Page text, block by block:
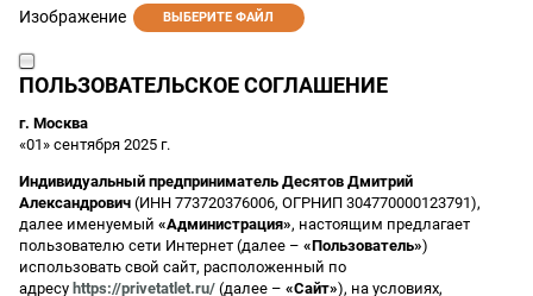
Изображение ВЫБЕРИТЕ ФАЙЛ
ПОЛЬЗОВАТЕЛЬСКОЕ СОГЛАШЕНИЕ
г. Москва
«01» сентября 2025 г.
Индивидуальный предприниматель Десятов Дмитрий
Александрович (ИНН 773720376006, ОГРНИП 304770000123791),
далее именуемый «Администрация», настоящим предлагает
пользователю сети Интернет (далее – «Пользователь»)
использовать свой сайт, расположенный по
адресу https://privetatlet.ru/ (далее – «Сайт»), на условиях,